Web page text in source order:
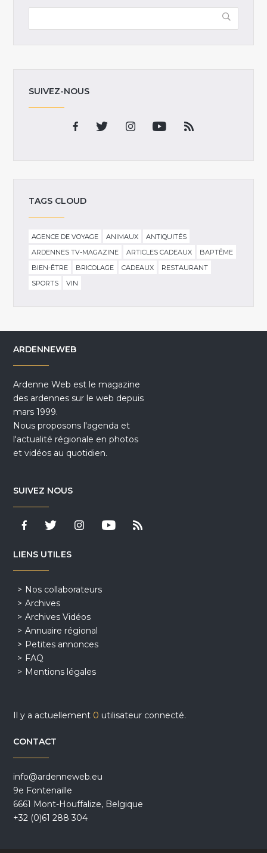
SUIVEZ-NOUS
TAGS CLOUD
AGENCE DE VOYAGE ANIMAUX
ANTIQUITÉS
ARDENNES TV-MAGAZINE
ARTICLES CADEAUX
BAPTÊME
BIEN-ÊTRE
BRICOLAGE CADEAUX
RESTAURANT
SPORTS
VIN
ARDENNEWEB
Ardenne Web est le magazine
des ardennes sur le web depuis
mars 1999.
Nous proposons l'agenda et
l'actualité régionale en photos
et vidéos au quotidien.
SUIVEZ NOUS
LIENS UTILES
Nos collaborateurs
Archives
Archives Vidéos
Annuaire régional
Petites annonces
FAQ
Mentions légales
Il y a actuellement 0 utilisateur connecté.
CONTACT
info@ardenneweb.eu
9e Fontenaille
6661 Mont-Houffalize, Belgique
+32 (0)61 288 304